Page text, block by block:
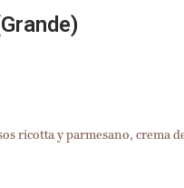
ricotta y parmesano, crema